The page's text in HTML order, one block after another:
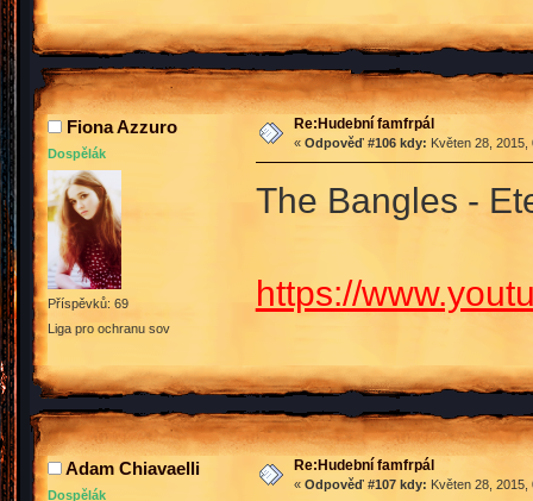
Fiona Azzuro
Dospělák
Příspěvků: 69
Liga pro ochranu sov
Re:Hudební famfrpál
« Odpověď #106 kdy: Květen 28,
The Bangles -
https://
Adam Chiavaelli
Dospělák
Re:Hudební famfrpál
« Odpověď #107 kdy: Květen 28, 2015,